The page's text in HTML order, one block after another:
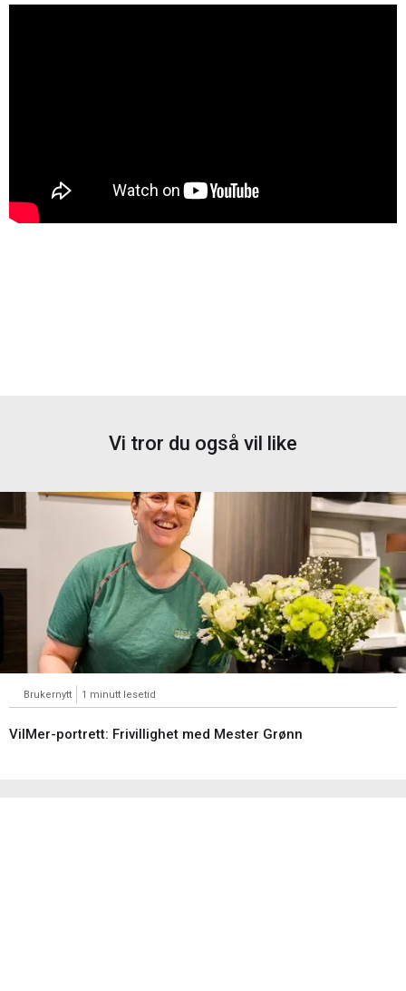
Vi tror du også vil like
Brukernytt 1 minutt lesetid
VilMer-portrett: Frivillighet med Mester Grønn